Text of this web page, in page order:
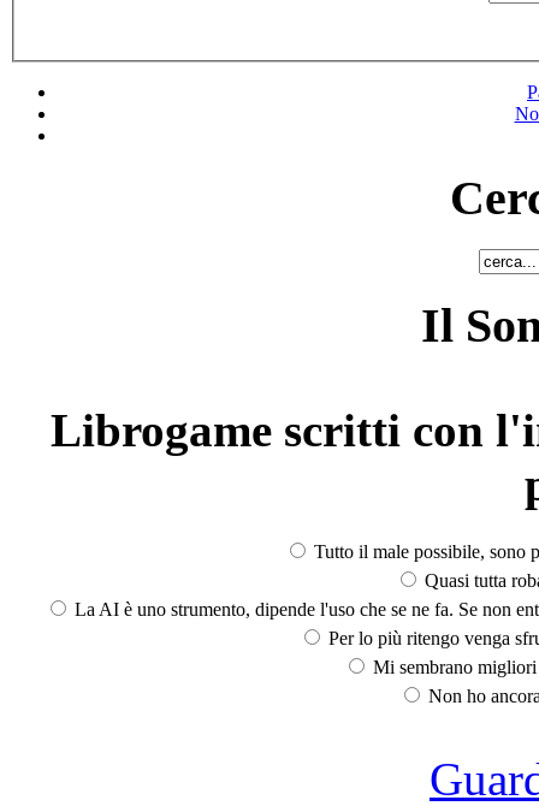
Il
Librogame scritti con
Tutto il male possibile, sono
Quasi tutta
La AI è uno strumento, dipende l'uso che se ne fa. Se non
Per lo più ritengo venga
Mi sembrano
Non ho